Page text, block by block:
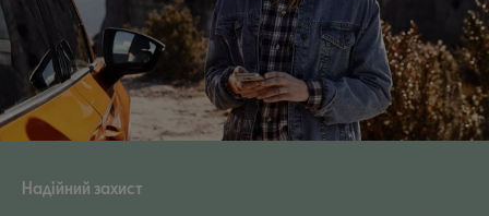
Надійний захист